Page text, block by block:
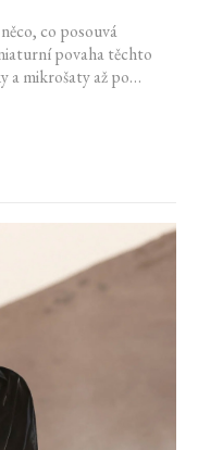
co posouvá
povaha těchto
a mikrošaty až po
dětské řady, které